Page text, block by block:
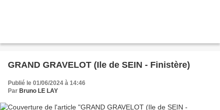
GRAND GRAVELOT (Ile de SEIN - Finistère)
Publié le 01/06/2024 à 14:46
Par Bruno LE LAY